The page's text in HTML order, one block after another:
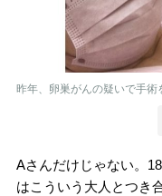
昨年、卵巣がんの疑いで手術
Aさんだけじゃない。
はこういう大人とつき